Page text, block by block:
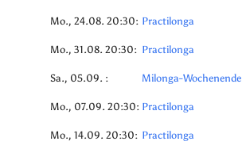
Mo., 24.08. 20:30: Practilonga
Mo., 31.08. 20:30: Practilonga
Sa., 05.09. : Milonga-Wochenende
Mo., 07.09. 20:30: Practilonga
Mo., 14.09. 20:30: Practilonga